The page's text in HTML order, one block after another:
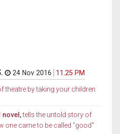
24 Nov 2016 11.25 PM
theatre by taking your children
novel,tells the untold story of
one came to be called "good"